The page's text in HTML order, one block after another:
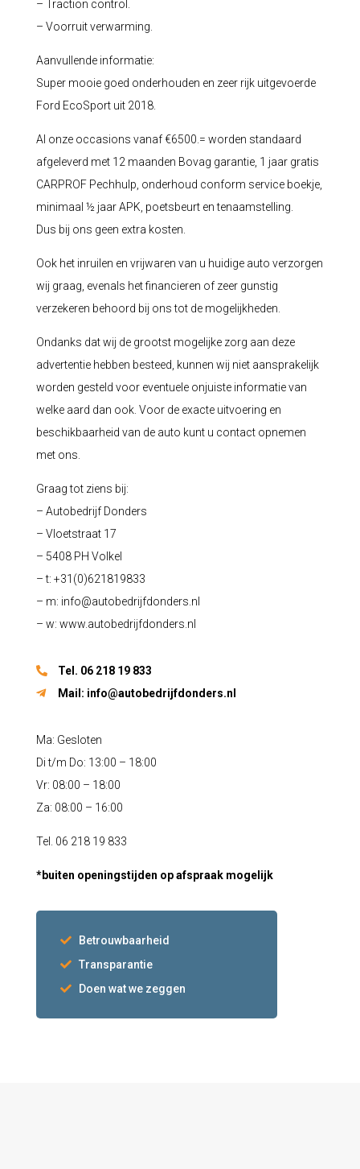
– Traction control.
– Voorruit verwarming.
Aanvullende informatie:
Super mooie goed onderhouden en zeer rijk uitgevoerde
Ford EcoSport uit 2018.
Al onze occasions vanaf €6500.= worden standaard
afgeleverd met 12 maanden Bovag garantie, 1 jaar gratis
CARPROF Pechhulp, onderhoud conform service boekje,
minimaal ½ jaar APK, poetsbeurt en tenaamstelling.
Dus bij ons geen extra kosten.
Ook het inruilen en vrijwaren van u huidige auto verzorgen
wij graag, evenals het financieren of zeer gunstig
verzekeren behoord bij ons tot de mogelijkheden.
Ondanks dat wij de grootst mogelijke zorg aan deze
advertentie hebben besteed, kunnen wij niet aansprakelijk
worden gesteld voor eventuele onjuiste informatie van
welke aard dan ook. Voor de exacte uitvoering en
beschikbaarheid van de auto kunt u contact opnemen
met ons.
Graag tot ziens bij:
– Autobedrijf Donders
– Vloetstraat 17
– 5408 PH Volkel
– t: +31(0)621819833
– m: info@autobedrijfdonders.nl
– w: www.autobedrijfdonders.nl
Tel. 06 218 19 833
Mail: info@autobedrijfdonders.nl
Ma: Gesloten
Di t/m Do: 13:00 – 18:00
Vr: 08:00 – 18:00
Za: 08:00 – 16:00
Tel. 06 218 19 833
*buiten openingstijden op afspraak mogelijk
Betrouwbaarheid
Transparantie
Doen wat we zeggen